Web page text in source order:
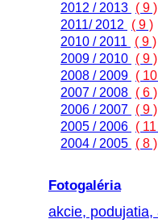
2012 / 2013 ( 9 )
2011/ 2012
( 9 )
2010 / 2011
( 9 )
2009 / 2010 ( 9 )
2008 / 2009 (
2007 / 2008 ( 6 )
2006 / 2007 ( 9 )
2005 / 2006 (
2004 / 2005 ( 8 )
Fotogaléria
akcie,